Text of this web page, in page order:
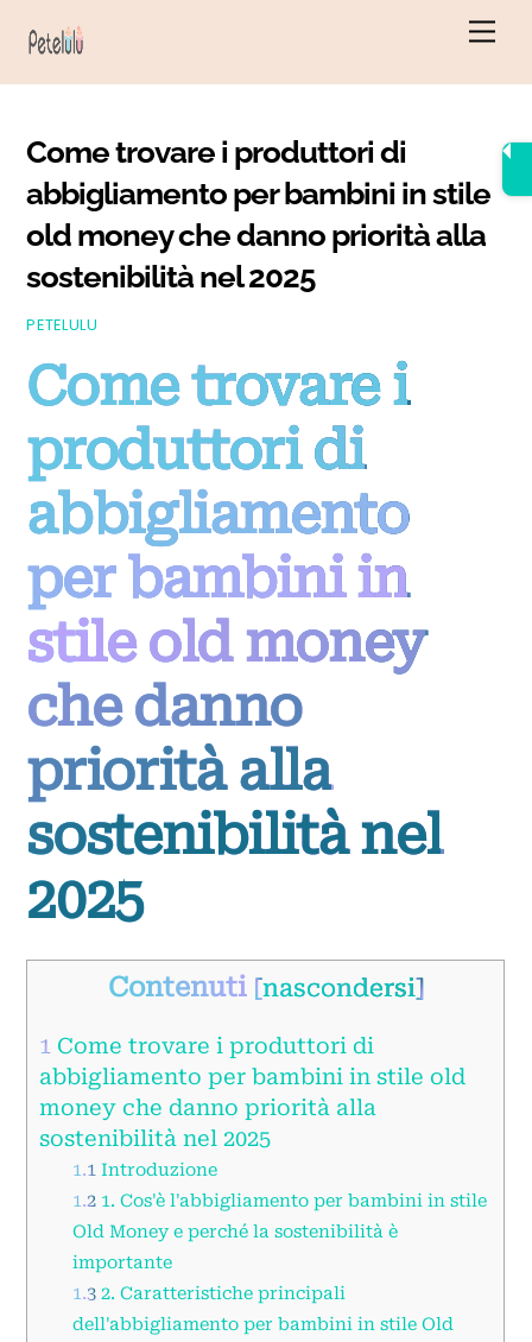
Come trovare i produttori di
abbigliamento per bambini in stile
old money che danno priorità alla
sostenibilità nel 2025
PETELULU
Come trovare i
produttori di
abbigliamento
per bambini in
stile old money
che danno
priorità alla
sostenibilità nel
2025
Contenuti [nascondersi]
1 Come trovare i produttori di
abbigliamento per bambini in stile old
money che danno priorità alla
sostenibilità nel 2025
1.1 Introduzione
1.21. Cos'è l'abbigliamento per bambini in stile
Old Money e perché la sostenibilità è
importante
1.32. Caratteristiche principali
dell'abbigliamento per bambini in stile Old